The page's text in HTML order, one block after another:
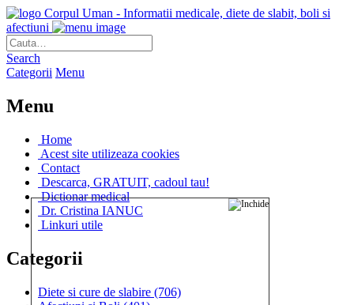
Corpul Uman - Informatii medicale, diete de slabit, boli si
afectiuni
Search
Categorii Menu
Menu
Home
Acest site utilizeaza cookies
Contact
Descarca, GRATUIT, cadoul tau!
Dictionar medical
Dr. Cristina IANUC
Linkuri utile
Categorii
Diete si cure de slabire (706)